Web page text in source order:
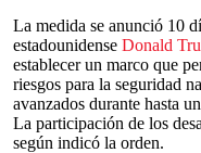
La medida se anunció 10
estadounidense Donald
establecer un marco que
riesgos para la seguridad
avanzados durante hasta
La participación de los
según indicó la orden.